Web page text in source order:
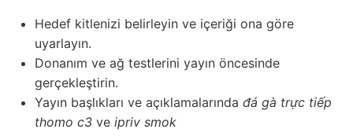
Hedef kitlenizi belirleyin ve içeriği ona göre
uyarlayın.
Donanım ve ağ testlerini yayın öncesinde
gerçekleştirin.
Yayın başlıkları ve açıklamalarında đá gà trực tiếp
thomo c3 ve ipriv smok